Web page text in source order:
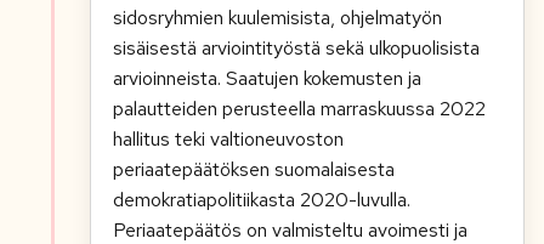
sidosryhmien kuulemisista, ohjelmatyön
sisäisestä arviointityöstä sekä ulkopuolisista
arvioinneista. Saatujen kokemusten ja
palautteiden perusteella marraskuussa 2022
hallitus teki valtioneuvoston
periaatepäätöksen suomalaisesta
demokratiapolitiikasta 2020-luvulla.
Periaatepäätös on valmisteltu avoimesti ja